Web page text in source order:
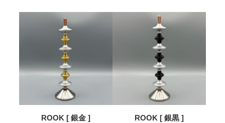
ROOK [ 銀金 ] ROOK [ 銀黒 ]